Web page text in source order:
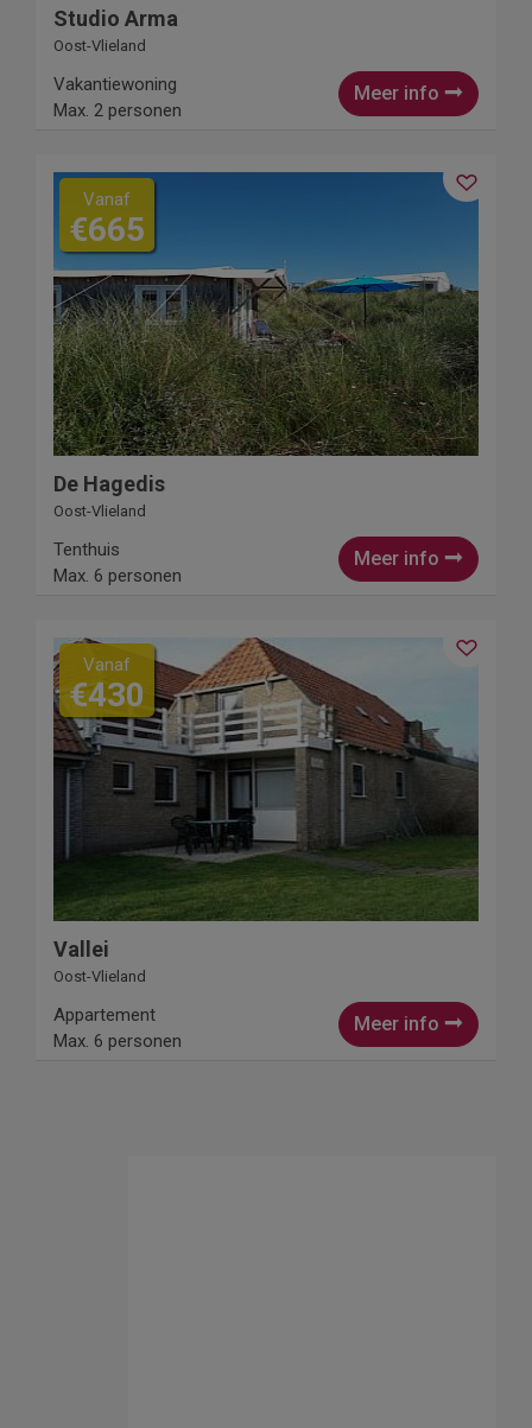
Studio Arma
Oost-Vlieland
Meer info
Vakantiewoning
Max. 2 personen
Vanaf
€665
De Hagedis
Oost-Vlieland
Meer info
Tenthuis
Max. 6 personen
Vanaf
€430
Vallei
Oost-Vlieland
Meer info
Appartement
Max. 6 personen